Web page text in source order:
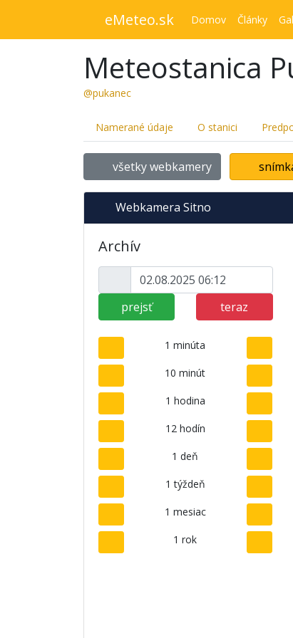
eMeteo.sk Domov Články
Meteostanica
@pukanec
Namerané údaje O stanici
všetky webkamery
Webkamera Sitno
Archív
prejsť teraz
1 minúta
10 minút
1 hodina
12 hodín
1 deň
1 týždeň
1 mesiac
1 rok